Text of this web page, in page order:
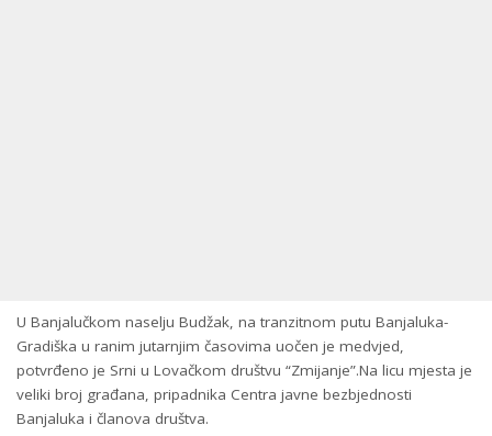
U Banjalučkom naselju Budžak, na tranzitnom putu Banjaluka-
Gradiška u ranim jutarnjim časovima uočen je medvjed,
potvrđeno je Srni u Lovačkom društvu “Zmijanje”.Na licu mjesta je
veliki broj građana, pripadnika Centra javne bezbjednosti
Banjaluka i članova društva.